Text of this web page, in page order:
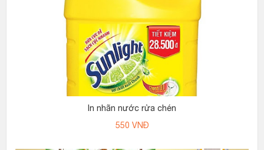
In nhãn nước rửa chén
550 VNĐ